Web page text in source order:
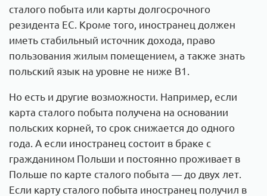
сталого побыта или карты долгосрочного
резидента ЕС. Кроме того, иностранец должен
иметь стабильный источник дохода, право
пользования жилым помещением, а также знать
польский язык на уровне не ниже B1.
Но есть и другие возможности. Например, если
карта сталого побыта получена на основании
польских корней, то срок снижается до одного
года. А если иностранец состоит в браке с
гражданином Польши и постоянно проживает в
Польше по карте сталого побыта — до двух лет.
Если карту сталого побыта иностранец получил в